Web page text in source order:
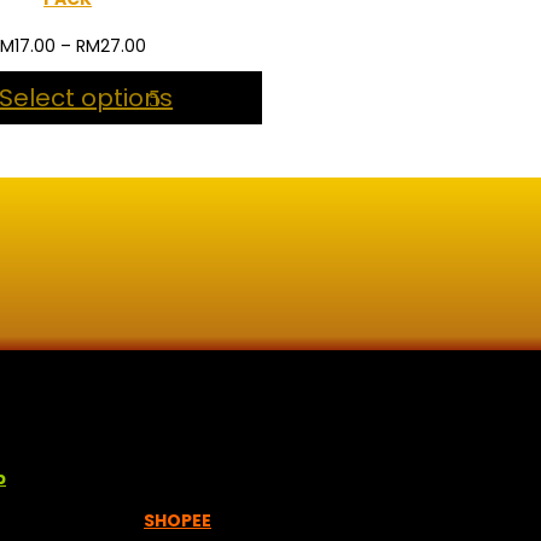
17.00 – RM27.00Price
range:
RM17.00
through
Select options
SHOPEE